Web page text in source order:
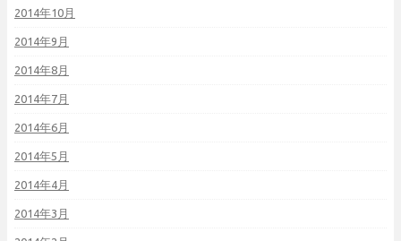
2014年10月
2014年9月
2014年8月
2014年7月
2014年6月
2014年5月
2014年4月
2014年3月